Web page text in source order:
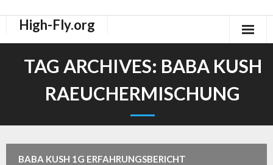
High-Fly.org
High-Fly Legal Highs Szeneblog
TAG ARCHIVES: BABA KUSH
RAEUCHERMISCHUNG
BABA KUSH 1G ERFAHRUNGSBERICHT